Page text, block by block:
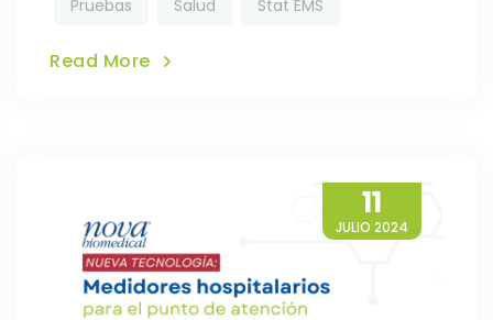
Pruebas
Salud Stat EMS
Read More
11
JULIO 2024